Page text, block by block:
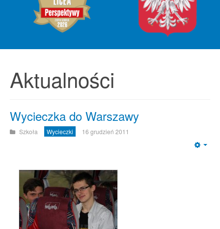
Aktualności
Wycieczka do Warszawy
Szkoła Wycieczki 16 grudzień 2011